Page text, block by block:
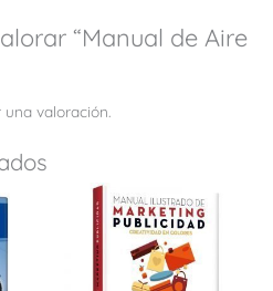
“Manual de Aire
valoración.